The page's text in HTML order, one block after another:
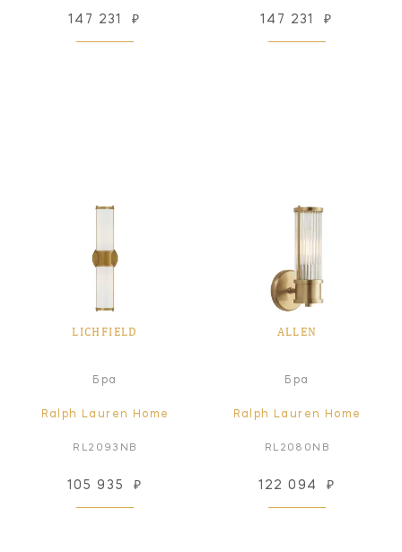
147 231 ₽ 147 231 ₽
LICHFIELD
Бра
Ralph Lauren Home
RL2093NB
105 935 ₽
ALLEN
Бра
Ralph Lauren Home
RL2080NB
122 094 ₽